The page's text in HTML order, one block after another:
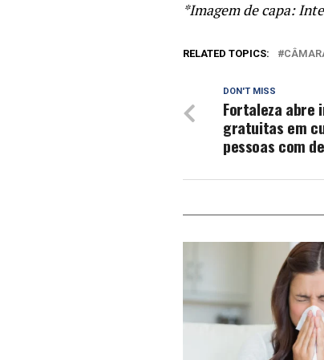
*Imagem de capa:
RELATED TOPICS:
DON'T MISS
Fortaleza abre
gratuitas em
pessoas com